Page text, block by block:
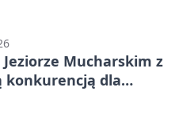
Mucharskim z
konkurencją dla